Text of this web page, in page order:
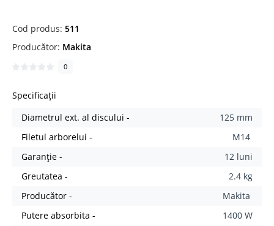
Cod produs: 511
Producător: Makita
0
Specificații
Diametrul ext. al discului -
125 mm
Filetul arborelui -
M14
Garanție -
12 luni
Greutatea -
2.4 kg
Producător -
Makita
Putere absorbita -
1400 W